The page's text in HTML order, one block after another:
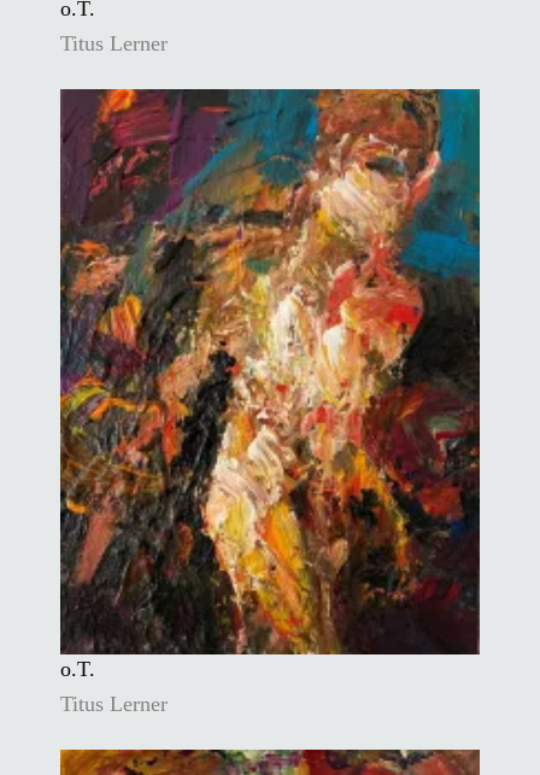
o.T.
Titus Lerner
o.T.
Titus Lerner